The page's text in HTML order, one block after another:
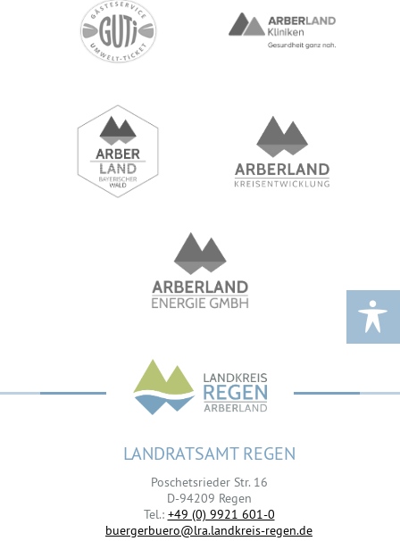
LANDRATSAMT REGEN
Poschetsrieder Str. 16
D-94209 Regen
Tel.: +49 (0) 9921 601-0
buergerbuero@lra.landkreis-regen.de